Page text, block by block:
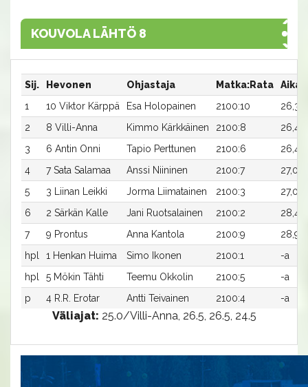
KOUVOLA LÄHTÖ 8
Sij. Hevonen Ohjastaja Matka:Rata
Aika
1
10 Viktor Kärppä Esa Holopainen 2100:10
26,3a
2
8 Villi-Anna Kimmo Kärkkäinen 2100:8
26,4a
3
6 Antin Onni Tapio Perttunen 2100:6
4
7 Sata Salamaa Anssi Niininen 2100:7
27,0a
5
3 Liinan Leikki Jorma Liimatainen 2100:3
27,0a
6
2 Särkän Kalle Jani Ruotsalainen 2100:2
7
9 Prontus Anna Kantola 2100:9
28,9a
hpl
1 Henkan Huima Simo Ikonen 2100:1
-a
hpl
5 Mökin Tähti Teemu Okkolin 2100:5
-a
p
4 R.R. Erotar Antti Teivainen 2100:4 -a
Väliajat: 25.0/Villi-Anna, 26.5, 26.5, 24.5